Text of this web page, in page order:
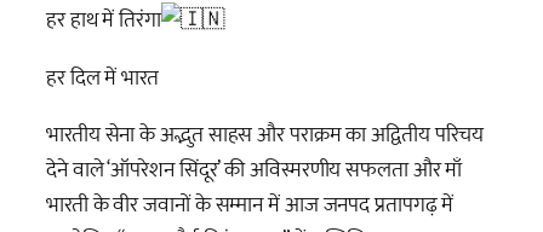
हर हाथ में तिरंगा
हर दिल में भारत
भारतीय सेना के अद्भुत साहस और पराक्रम का अद्वितीय परिचय
देने वाले ‘ऑपरेशन सिंदूर’ की अविस्मरणीय सफलता और माँ
भारती के वीर जवानों के सम्मान में आज जनपद प्रतापगढ़ में